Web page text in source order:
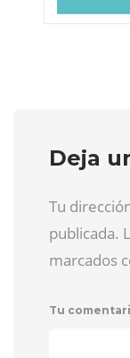
Deja
Tu
publicada.
marcados
Tu